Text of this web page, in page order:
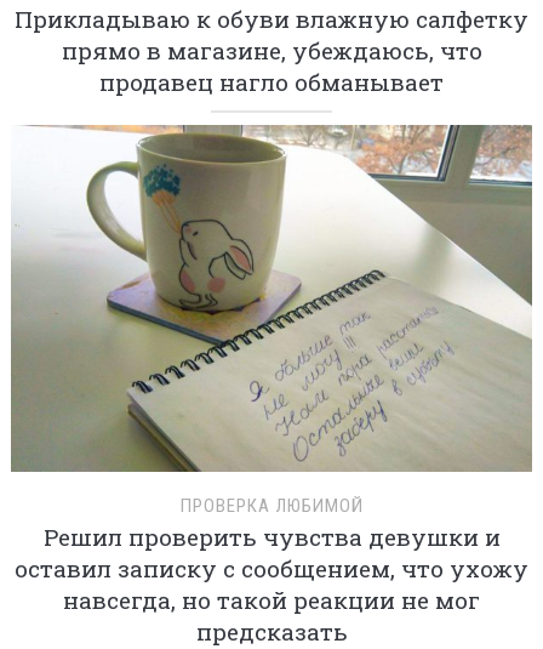
Прикладываю к обуви влажную салфетку
прямо в магазине, убеждаюсь, что
продавец нагло обманывает
ПРОВЕРКА ЛЮБИМОЙ
Решил проверить чувства девушки и
оставил записку с сообщением, что ухожу
навсегда, но такой реакции не мог
предсказать